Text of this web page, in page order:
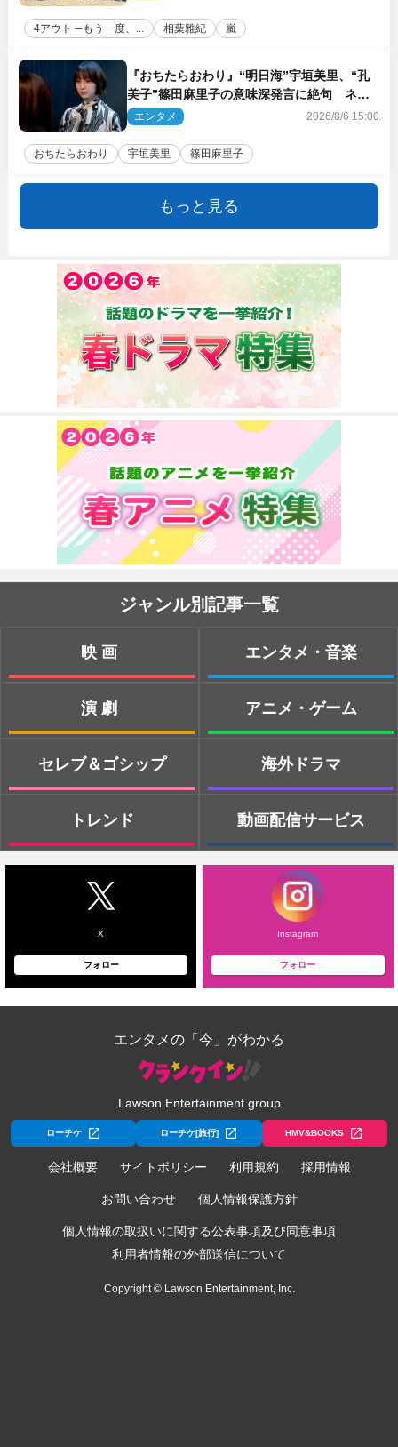
4アウト ─もう一度、... 相葉雅紀 嵐
『おちたらおわり』“明日海”宇垣美里、“孔
美子”篠田麻里子の意味深発言に絶句 ネッ
ト驚き「まさか」「意外な展開」
エンタメ 2026/8/6 15:00
おちたらおわり 宇垣美里 篠田麻里子
もっと見る
ジャンル別記事一覧
映画
演劇
セレブ＆ゴシップ
トレンド
エンタメ・音楽
アニメ・ゲーム
海外ドラマ
動画配信サービス
X
フォロー
Instagram
フォロー
エンタメの「今」がわかる
Lawson Entertainment group
ローチケ ローチケ[旅行] HMV&BOOKS
会社概要 サイトポリシー 利用規約 採用情報
お問い合わせ 個人情報保護方針
個人情報の取扱いに関する公表事項及び同意事項
利用者情報の外部送信について
Copyright © Lawson Entertainment, Inc.